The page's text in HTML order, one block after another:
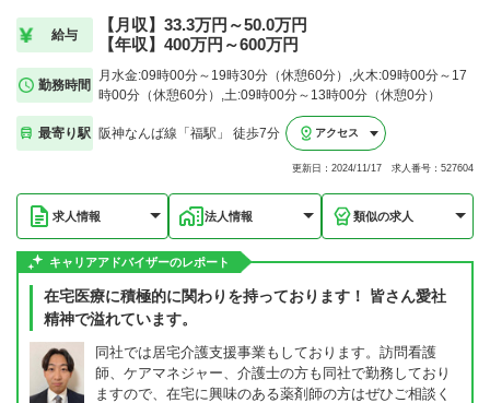
給与
【月収】33.3万円～50.0万円
【年収】400万円～600万円
勤務時間
月水金:09時00分～19時30分（休憩60分）,火木:09時00分～17
時00分（休憩60分）,土:09時00分～13時00分（休憩0分）
最寄り駅 阪神なんば線「福駅」 徒歩7分 アクセス
更新日：2024/11/17 求人番号：527604
求人情報 法人情報 類似の求人
キャリアアドバイザーのレポート
在宅医療に積極的に関わりを持っております！ 皆さん愛社
精神で溢れています。
同社では居宅介護支援事業もしております。訪問看護
師、ケアマネジャー、介護士の方も同社で勤務しており
ますので、在宅に興味のある薬剤師の方はぜひご相談く